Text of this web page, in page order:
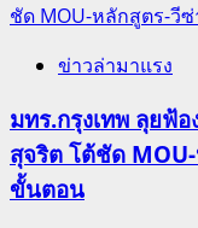
ชัด MOU-หลักสูตร-วี
ข่าวล่ามาแรง
มทร.กรุงเทพ ลุยฟ้
สุจริต โต้ชัด
ขั้นตอน